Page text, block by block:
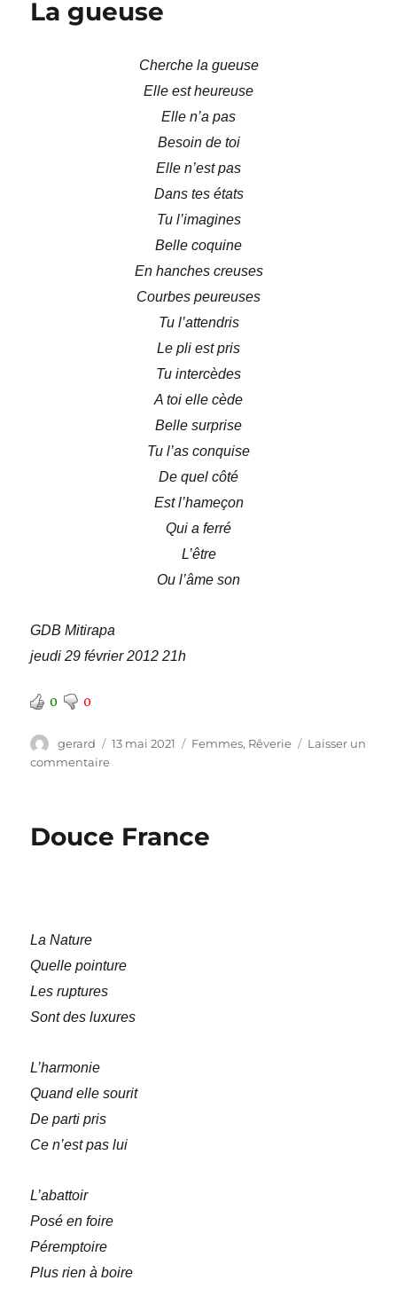
crabe
La gueuse
Cherche la gueuse
Elle est heureuse
Elle n’a pas
Besoin de toi
Elle n’est pas
Dans tes états
Tu l’imagines
Belle coquine
En hanches creuses
Courbes peureuses
Tu l’attendris
Le pli est pris
Tu intercèdes
A toi elle cède
Belle surprise
Tu l’as conquise
De quel côté
Est l’hameçon
Qui a ferré
L’être
Ou l’âme son
GDB Mitirapa
jeudi 29 février 2012 21h
0 0
Auteur
gerard
Publié
13 mai 2021 Catégories
Femmes, Rêverie
Laisser un
commentairesur
Douce France
La Nature
Quelle pointure
Les ruptures
Sont des luxures
L’harmonie
Quand elle sourit
De parti pris
Ce n’est pas lui
L’abattoir
Posé en foire
Péremptoire
Plus rien à boire